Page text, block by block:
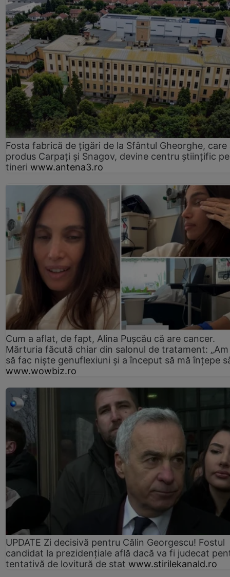
Fosta fabrică de țigări de la Sfântul Gheorghe, care
produs Carpați și Snagov, devine centru științific
tineri www.antena3.ro
Cum a aflat, de fapt, Alina Pușcău că are cancer.
Mărturia făcută chiar din salonul de tratament:
să fac niște genuflexiuni și a început să mă înțepe
www.wowbiz.ro
UPDATE Zi decisivă pentru Călin Georgescu! Fostul
candidat la prezidențiale află dacă va fi judecat
tentativă de lovitură de stat www.stirilekanald.ro